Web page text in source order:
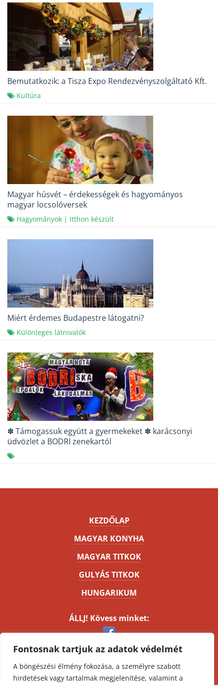
Fontosnak tartjuk az adatok védelmét
A böngészési élmény fokozása, a személyre szabott
hirdetések vagy tartalmak megjelenítése, valamint a
Bemutatkozik: a Tisza Expo Rendezvényszolgáltató Kft.
Kultúra
Magyar húsvét – érdekességek és hagyományos
magyar locsolóversek
Hagyományok | Itthon készült
Miért érdemes Budapestre látogatni?
Különleges látnivalók
✽ Támogassuk együtt a gyermekeket ✽ karácsonyi
üdvözlet a BODRI zenekartól
KEZDŐLAP
MAGYAR KONYHA
MAGYAR TITKOK
GULYÁS TITKOK
HUNGARIKUM
ÁLLJ! Kövess minket:
Impresszum